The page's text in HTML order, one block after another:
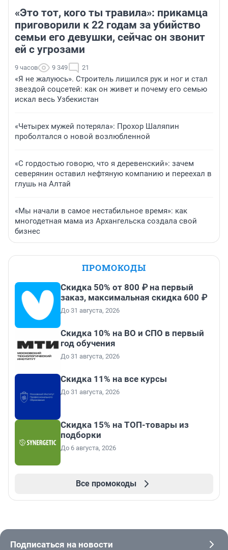
«Это тот, кого ты травила»: прикамца
приговорили к 22 годам за убийство
семьи его девушки, сейчас он звонит
ей с угрозами
9 часов 9 349 21
«Я не жалуюсь». Строитель лишился рук и ног и стал
звездой соцсетей: как он живет и почему его семью
искал весь Узбекистан
«Четырех мужей потеряла»: Прохор Шаляпин
проболтался о новой возлюбленной
«С гордостью говорю, что я деревенский»: зачем
северянин оставил нефтяную компанию и переехал в
глушь на Алтай
«Мы начали в самое нестабильное время»: как
многодетная мама из Архангельска создала свой
бизнес
ПРОМОКОДЫ
Скидка 50% от 800 ₽ на первый
заказ, максимальная скидка 600 ₽
До 31 августа, 2026
Скидка 10% на ВО и СПО в первый
год обучения
До 31 августа, 2026
Скидка 11% на все курсы
До 31 августа, 2026
Скидка 15% на ТОП-товары из
подборки
До 6 августа, 2026
Все промокоды
Подписаться на новости